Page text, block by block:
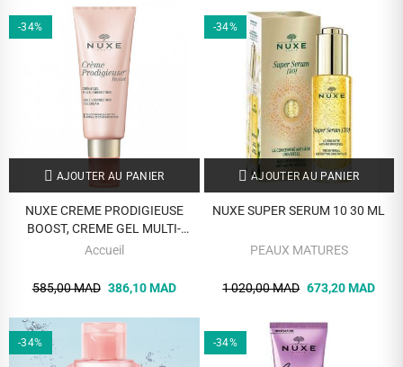
-34%
AJOUTER AU PANIER
NUXE CREME PRODIGIEUSE
BOOST, CREME GEL MULTI-
Accueil
585,00 MAD 386,10 MAD
-34%
AJOUTER AU PANIER
NUXE SUPER SERUM 10 30 ML
PEAUX MATURES
1 020,00 MAD 673,20 MAD
-34% -34%